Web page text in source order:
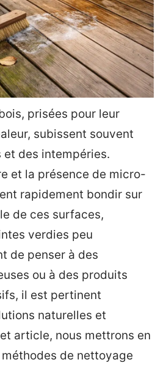
prisées pour leur
subissent souvent
et des intempéries.
et la présence de micro-
rapidement bondir sur
de ces surfaces,
verdies peu
de penser à des
ou à des produits
il est pertinent
naturelles et
article, nous mettrons en
de nettoyage